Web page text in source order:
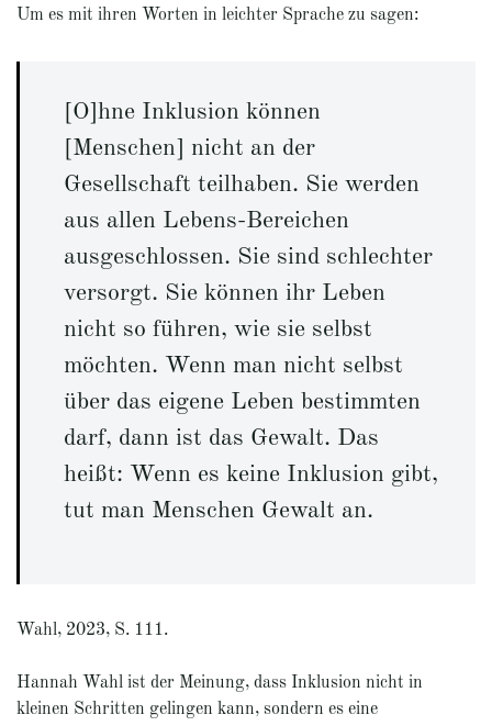
Um es mit ihren Worten in leichter Sprache zu sagen:
[O]hne Inklusion können
[Menschen] nicht an der
Gesellschaft teilhaben. Sie werden
aus allen Lebens-Bereichen
ausgeschlossen. Sie sind schlechter
versorgt. Sie können ihr Leben
nicht so führen, wie sie selbst
möchten. Wenn man nicht selbst
über das eigene Leben bestimmten
darf, dann ist das Gewalt. Das
heißt: Wenn es keine Inklusion gibt,
tut man Menschen Gewalt an.
Wahl, 2023, S. 111.
Hannah Wahl ist der Meinung, dass Inklusion nicht in
kleinen Schritten gelingen kann, sondern es eine